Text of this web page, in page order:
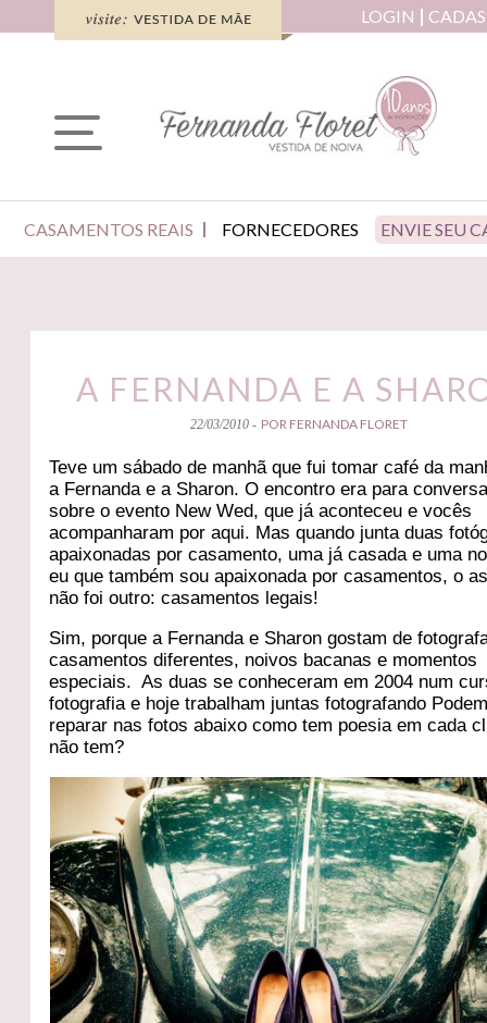
LOGIN
CASAMENTOS REAIS FORNECEDORES ENVIE SEU
A FERNANDA E A
22/03/2010 - POR FERNANDA FLORET
Teve um sábado de manhã que fui tomar café da
a Fernanda e a Sharon. O encontro era para
sobre o evento New Wed, que já aconteceu e vocês
acompanharam por aqui. Mas quando junta duas
apaixonadas por casamento, uma já casada e uma
eu que também sou apaixonada por casamentos, o
não foi outro: casamentos legais!
Sim, porque a Fernanda e Sharon gostam de
casamentos diferentes, noivos bacanas e momentos
especiais. As duas se conheceram em 2004 num
fotografia e hoje trabalham juntas fotografando
reparar nas fotos abaixo como tem poesia em cada
não tem?